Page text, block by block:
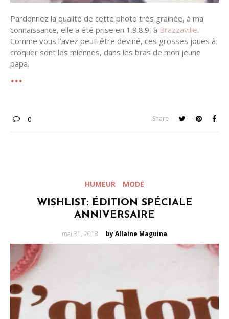
Pardonnez la qualité de cette photo très grainée, à ma
connaissance, elle a été prise en 1.9.8.9, à Brazzaville.
Comme vous l’avez peut-être deviné, ces grosses joues à
croquer sont les miennes, dans les bras de mon jeune
papa.
0 Share
HUMEUR MODE
WISHLIST: ÉDITION SPÉCIALE
ANNIVERSAIRE
Posted
mai 31, 2018 by Allaine Maguina